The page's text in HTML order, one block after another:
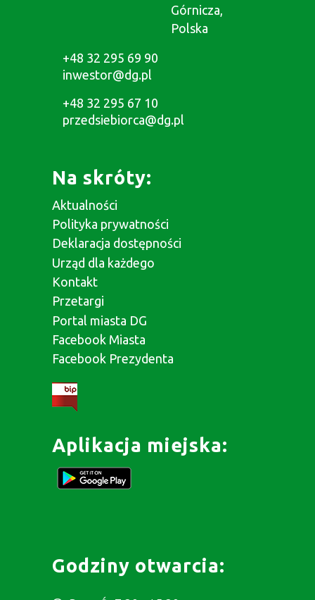
Górnicza,
Polska
+48 32 295 69 90
inwestor@dg.pl
+48 32 295 67 10
przedsiebiorca@dg.pl
Na skróty:
Aktualności
Polityka prywatności
Deklaracja dostępności
Urząd dla każdego
Kontakt
Przetargi
Portal miasta DG
Facebook Miasta
Facebook Prezydenta
Aplikacja miejska:
Godziny otwarcia: